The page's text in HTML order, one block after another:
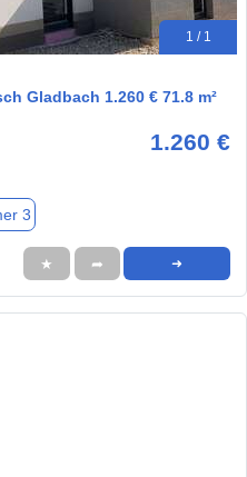
1 / 1
Gladbach 1.260 € 71.8 m²
1.260 €
3
★ ➦ ➜